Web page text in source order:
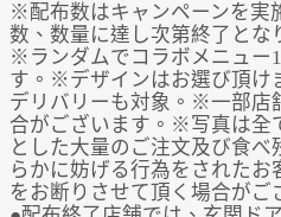
※配布数はキャンペーンを実
数、数量に達し次第終了とな
※ランダムでコラボメニュー
す。※デザインはお選び頂け
デリバリーも対象。※一部店
合がございます。※写真は
とした大量のご注文及び食
らかに妨げる行為をされた
をお断りさせて頂く場合がご